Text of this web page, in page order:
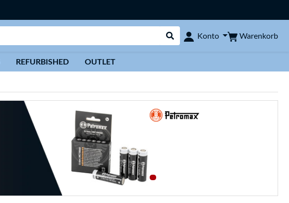
Suche durchführen
Konto Warenkorb
REFURBISHED OUTLET